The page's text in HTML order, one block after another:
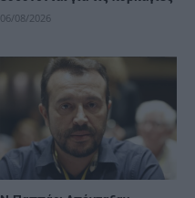
06/08/2026